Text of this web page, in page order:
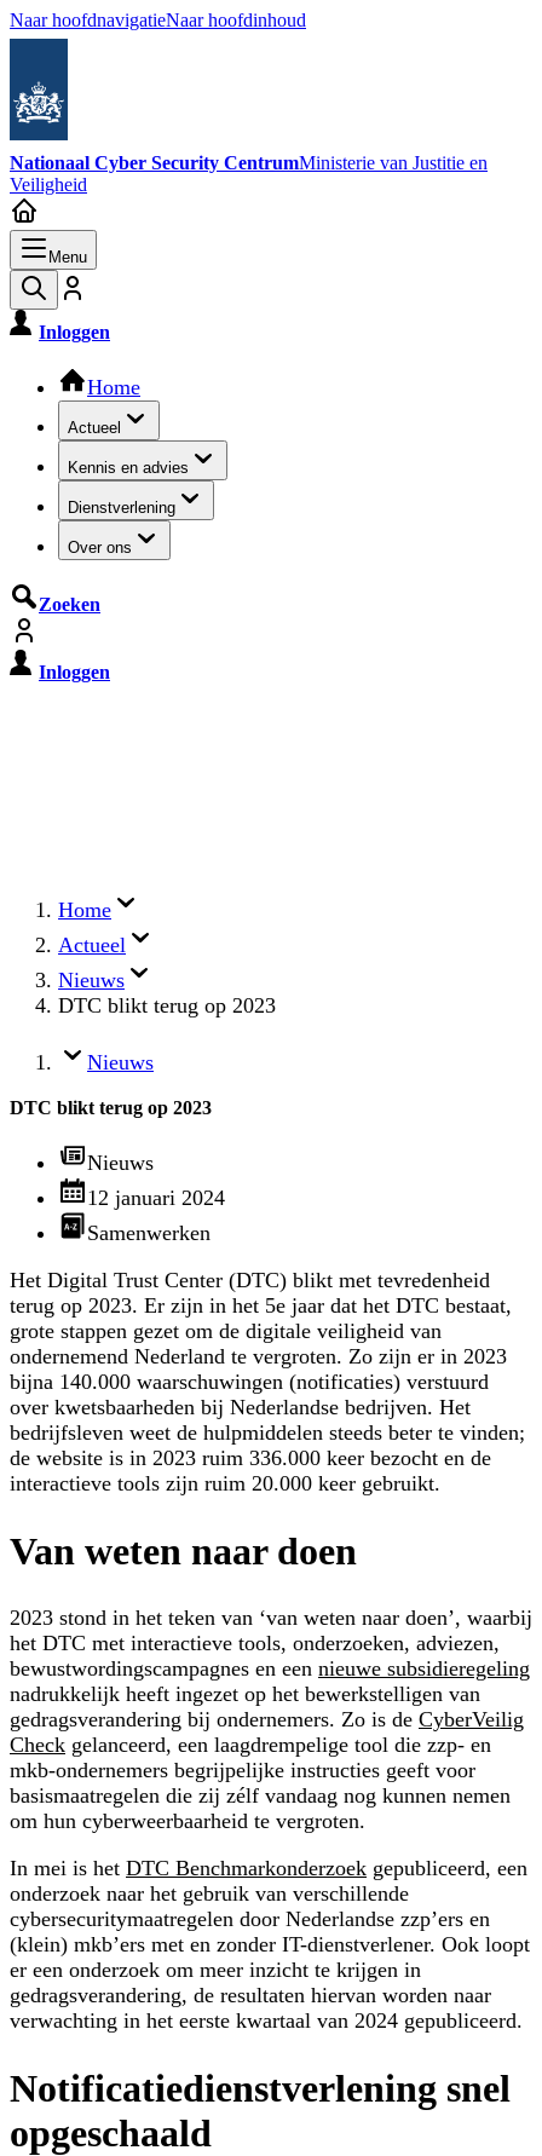
Naar hoofdnavigatieNaar hoofdinhoud
Nationaal Cyber Security CentrumMinisterie van Justitie en
Veiligheid
Menu
Inloggen
Hoofdnavigatie
Home
Actueel
Kennis en advies
Dienstverlening
Over ons
Zoeken
Inloggen
Home
Actueel
Nieuws
DTC blikt terug op 2023
Nieuws
DTC blikt terug op 2023
Nieuws
12 januari 2024
Samenwerken
Het Digital Trust Center (DTC) blikt met tevredenheid
terug op 2023. Er zijn in het 5e jaar dat het DTC bestaat,
grote stappen gezet om de digitale veiligheid van
ondernemend Nederland te vergroten. Zo zijn er in 2023
bijna 140.000 waarschuwingen (notificaties) verstuurd
over kwetsbaarheden bij Nederlandse bedrijven. Het
bedrijfsleven weet de hulpmiddelen steeds beter te vinden;
de website is in 2023 ruim 336.000 keer bezocht en de
interactieve tools zijn ruim 20.000 keer gebruikt.
Van weten naar doen
2023 stond in het teken van ‘van weten naar doen’, waarbij
het DTC met interactieve tools, onderzoeken, adviezen,
bewustwordingscampagnes en een nieuwe subsidieregeling
nadrukkelijk heeft ingezet op het bewerkstelligen van
gedragsverandering bij ondernemers. Zo is de CyberVeilig
Check gelanceerd, een laagdrempelige tool die zzp- en
mkb-ondernemers begrijpelijke instructies geeft voor
basismaatregelen die zij zélf vandaag nog kunnen nemen
om hun cyberweerbaarheid te vergroten.
In mei is het DTC Benchmarkonderzoek gepubliceerd, een
onderzoek naar het gebruik van verschillende
cybersecuritymaatregelen door Nederlandse zzp’ers en
(klein) mkb’ers met en zonder IT-dienstverlener. Ook loopt
er een onderzoek om meer inzicht te krijgen in
gedragsverandering, de resultaten hiervan worden naar
verwachting in het eerste kwartaal van 2024 gepubliceerd.
Notificatiedienstverlening snel
opgeschaald